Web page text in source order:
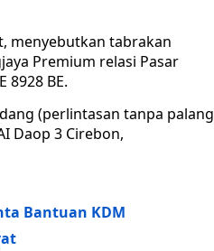
menyebutkan tabrakan
Premium relasi Pasar
8928 BE.
(perlintasan tanpa palang
Daop 3 Cirebon,
Bantuan KDM